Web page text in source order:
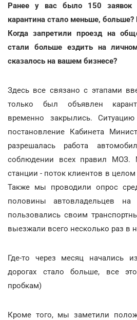
Ранее у вас было 150 заявок
карантина стало меньше, больше?
Когда запретили проезд на
стали больше ездить на
сказалось на вашем бизнесе?
Здесь все связано с этапами
только был объявлен
временно закрылись.
постановление Кабинета
разрешалась работа
соблюдении всех правил
станции - поток клиентов в
Также мы проводили опрос
половины автовладельцев
пользовались своим
выезжали всего несколько раз в
Где-то через месяц начались
дорогах стало больше, все
пробкам)
Кроме того, мы заметили